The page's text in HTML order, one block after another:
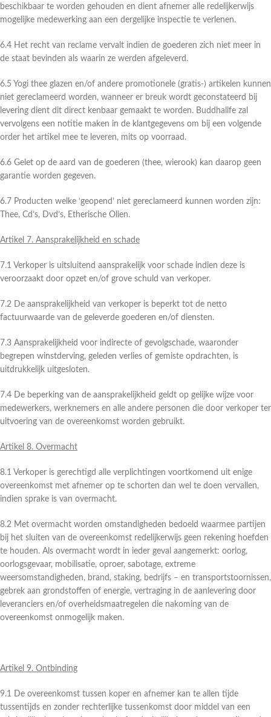
beschikbaar te worden gehouden en dient afnemer alle redelijkerwijs
mogelijke medewerking aan een dergelijke inspectie te verlenen.
6.4 Het recht van reclame vervalt indien de goederen zich niet meer in
de staat bevinden als waarin ze werden afgeleverd.
6.5 Yogi thee glazen en/of andere promotionele (gratis-) artikelen kunnen
niet gereclameerd worden, wanneer er breuk wordt geconstateerd bij
levering dient dit direct kenbaar gemaakt te worden. Buddhalife zal
vervolgens een notitie maken in de klantgegevens om bij een volgende
order het artikel mee te leveren, mits op voorraad.
6.6 Gelet op de aard van de goederen (thee, wierook) kan daarop geen
garantie worden gegeven.
6.7 Producten welke ‘geopend’ niet gereclameerd kunnen worden zijn:
Thee, Cd’s, Dvd’s, Etherische Olien.
Artikel 7. Aansprakelijkheid en schade
7.1 Verkoper is uitsluitend aansprakelijk voor schade indien deze is
veroorzaakt door opzet en/of grove schuld van verkoper.
7.2 De aansprakelijkheid van verkoper is beperkt tot de netto
factuurwaarde van de geleverde goederen en/of diensten.
7.3 Aansprakelijkheid voor indirecte of gevolgschade, waaronder
begrepen winstderving, geleden verlies of gemiste opdrachten, is
uitdrukkelijk uitgesloten.
7.4 De beperking van de aansprakelijkheid geldt op gelijke wijze voor
medewerkers, werknemers en alle andere personen die door verkoper ter
uitvoering van de overeenkomst worden gebruikt.
Artikel 8. Overmacht
8.1 Verkoper is gerechtigd alle verplichtingen voortkomend uit enige
overeenkomst met afnemer op te schorten dan wel te doen vervallen,
indien sprake is van overmacht.
8.2 Met overmacht worden omstandigheden bedoeld waarmee partijen
bij het sluiten van de overeenkomst redelijkerwijs geen rekening hoefden
te houden. Als overmacht wordt in ieder geval aangemerkt: oorlog,
oorlogsgevaar, mobilisatie, oproer, sabotage, extreme
weersomstandigheden, brand, staking, bedrijfs – en transportstoornissen,
gebrek aan grondstoffen of energie, vertraging in de aanlevering door
leveranciers en/of overheidsmaatregelen die nakoming van de
overeenkomst onmogelijk maken.
Artikel 9. Ontbinding
9.1 De overeenkomst tussen koper en afnemer kan te allen tijde
tussentijds en zonder rechterlijke tussenkomst door middel van een